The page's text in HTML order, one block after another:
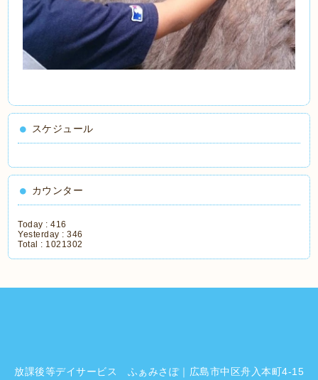
スケジュール
カウンター
Today :416
Yesterday :346
Total : 1021302
放課後等デイサービス ふぁみさぽ｜広島市中区舟入本町4-15